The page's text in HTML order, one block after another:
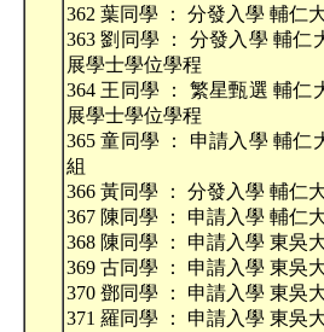
362 葉同學 ： 分發入學 輔仁
363 劉同學 ： 分發入學 輔仁
展學士學位學程
364 王同學 ： 繁星甄選 輔仁
展學士學位學程
365 童同學 ： 申請入學 輔仁
組
366 黃同學 ： 分發入學 輔仁
367 陳同學 ： 申請入學 輔仁
368 陳同學 ： 申請入學 東吳
369 古同學 ： 申請入學 東吳
370 鄧同學 ： 申請入學 東吳
371 羅同學 ： 申請入學 東吳